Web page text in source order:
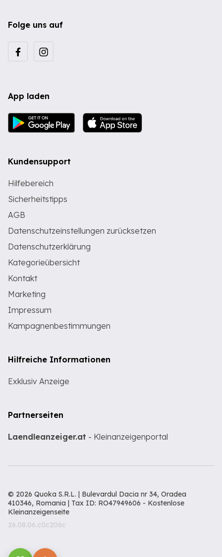
Folge uns auf
App laden
Kundensupport
Hilfebereich
Sicherheitstipps
AGB
Datenschutzeinstellungen zurücksetzen
Datenschutzerklärung
Kategorieübersicht
Kontakt
Marketing
Impressum
Kampagnenbestimmungen
Hilfreiche Informationen
Exklusiv Anzeige
Partnerseiten
Laendleanzeiger.at - Kleinanzeigenportal
© 2026 Quoka S.R.L. | Bulevardul Dacia nr 34, Oradea
410346, Romania | Tax ID: RO47949606 - Kostenlose
Kleinanzeigenseite
26.08.06.c0c206c